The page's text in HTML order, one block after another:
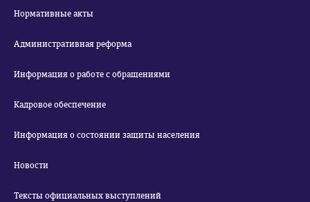
Нормативные акты
Административная реформа
Информация о работе с обращениями
Кадровое обеспечение
Информация о состоянии защиты населения
Новости
Тексты официальных выступлений